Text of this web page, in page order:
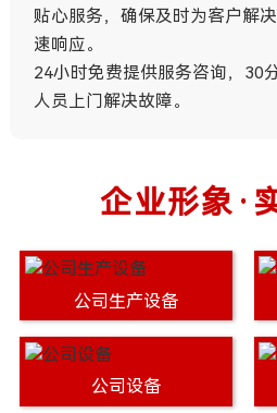
贴心服务，确保及时为客户解
速响应。
24小时免费提供服务咨询，30
人员上门解决故障。
企业形象·
公司生产设备
公司设备